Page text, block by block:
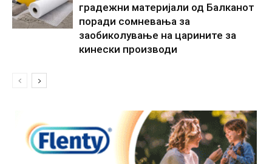
градежни материјали од Балканот
поради сомневања за
заобиколување на царините за
кинески производи